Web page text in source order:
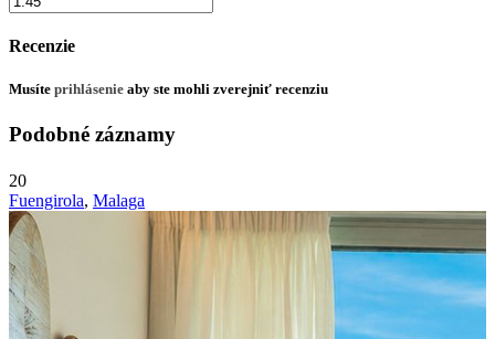
Recenzie
Musíte prihlásenie aby ste mohli zverejniť recenziu
Podobné záznamy
20
Fuengirola, Malaga